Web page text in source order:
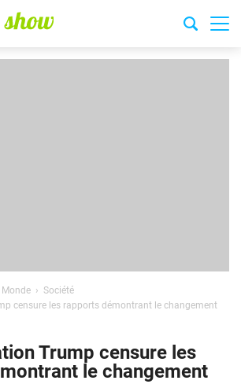
Monde
Société
censure les rapports démontrant le changement
Trump censure les
le changement